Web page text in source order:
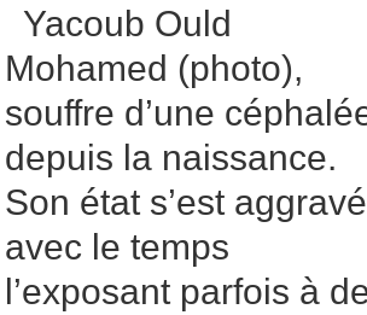
Yacoub Ould
Mohamed (photo),
souffre d’une
depuis la naissance.
Son état s’est aggravé
avec le temps
l’exposant parfois à